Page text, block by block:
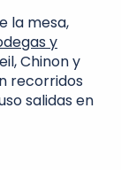
la mesa,
y
Chinon y
recorridos
salidas en